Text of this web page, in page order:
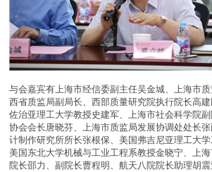
与会嘉宾有上海市经信委副主任吴金城、上海市
西省质监局副局长、西部质量研究院执行院长高建
佐治亚理工大学教授史建军、上海市社会科学院
协会会长唐晓芬、上海市质监局发展协调处处长
计制作研究所所长张根保、美国弗吉尼亚理工大学
美国东北大学机械与工业工程系教授金晓宁、上
院长邵力、副院长曹程明、航天八院院长助理胡